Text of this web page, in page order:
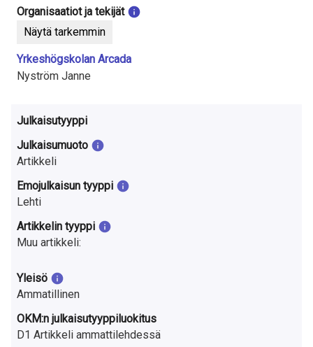
i
m
u
s
e
s
t
a
S
u
o
m
Organisaatiot ja tekijät
Näytä tarkemmin
Yrkeshögskolan Arcada
Nyström Janne
Julkaisutyyppi
Julkaisumuoto
Artikkeli
Emojulkaisun tyyppi
Lehti
Artikkelin tyyppi
Muu artikkeli:
Yleisö
Ammatillinen
OKM:n julkaisutyyppiluokitus
D1 Artikkeli ammattilehdessä